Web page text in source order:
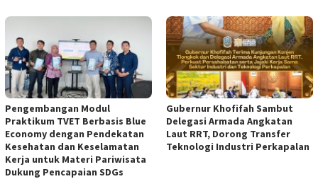
Pengembangan Modul
Praktikum TVET Berbasis Blue
Economy dengan Pendekatan
Kesehatan dan Keselamatan
Kerja untuk Materi Pariwisata
Dukung Pencapaian SDGs
Gubernur Khofifah Sambut
Delegasi Armada Angkatan
Laut RRT, Dorong Transfer
Teknologi Industri Perkapalan